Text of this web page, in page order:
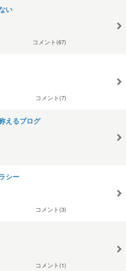
い
コメント(67)
コメント(7)
えるブログ
シー
コメント(3)
コメント(1)